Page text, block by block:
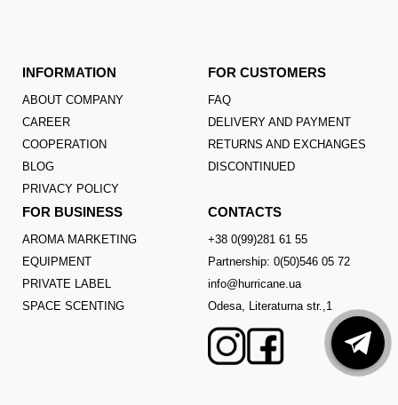
INFORMATION
ABOUT COMPANY
CAREER
COOPERATION
BLOG
PRIVACY POLICY
FOR CUSTOMERS
FAQ
DELIVERY AND PAYMENT
RETURNS AND EXCHANGES
DISCONTINUED
FOR BUSINESS
AROMA MARKETING
EQUIPMENT
PRIVATE LABEL
SPACE SCENTING
CONTACTS
+38 0(99)281 61 55
Partnership: 0(50)546 05 72
info@hurricane.ua
Odesa, Literaturna str.,1